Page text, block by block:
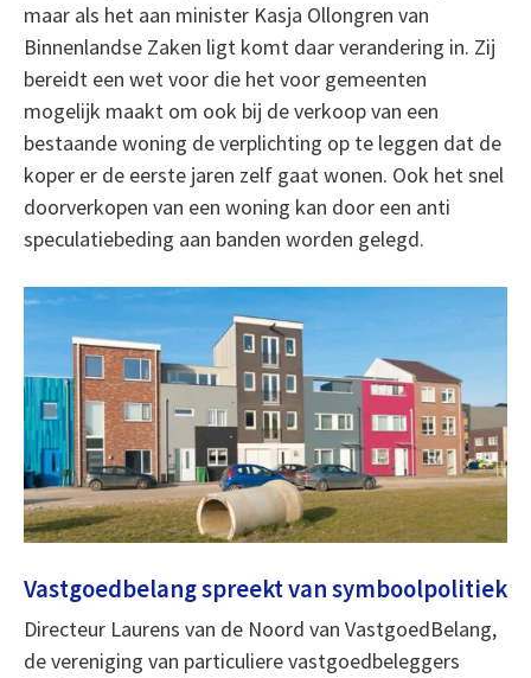
maar als het aan minister Kasja Ollongren van
Binnenlandse Zaken ligt komt daar verandering in. Zij
bereidt een wet voor die het voor gemeenten
mogelijk maakt om ook bij de verkoop van een
bestaande woning de verplichting op te leggen dat de
koper er de eerste jaren zelf gaat wonen. Ook het snel
doorverkopen van een woning kan door een anti
speculatiebeding aan banden worden gelegd.
Vastgoedbelang spreekt van symboolpolitiek
Directeur Laurens van de Noord van VastgoedBelang,
de vereniging van particuliere vastgoedbeleggers